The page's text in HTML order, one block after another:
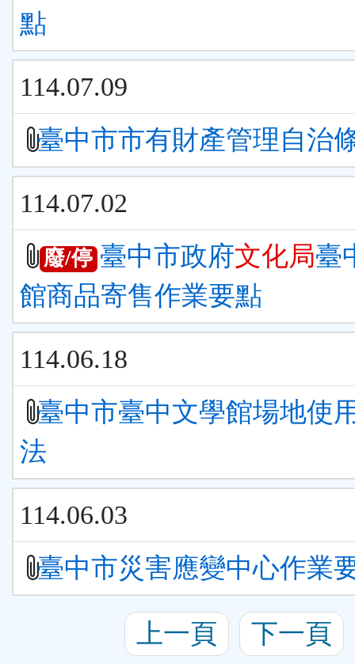
點
114.07.09
臺中市市有財產管理自治
114.07.02
廢/停 臺中市政府文化局臺
館商品寄售作業要點
114.06.18
臺中市臺中文學館場地使
法
114.06.03
臺中市災害應變中心作業
上一頁
下一頁